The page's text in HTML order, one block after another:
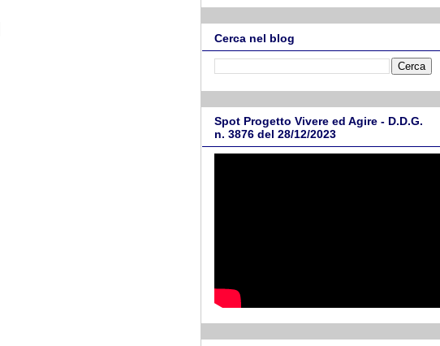
Cerca nel blog
Spot Progetto Vivere ed Agire - D.D.G.
n. 3876 del 28/12/2023